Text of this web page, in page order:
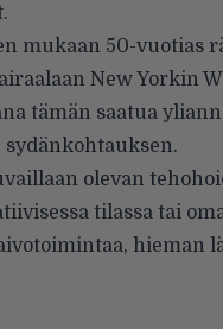
mukaan 50-vuotias
New Yorkin
tämän saatua
olevan
tilassa tai
hieman